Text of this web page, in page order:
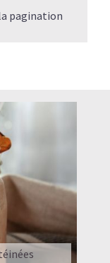
pagination